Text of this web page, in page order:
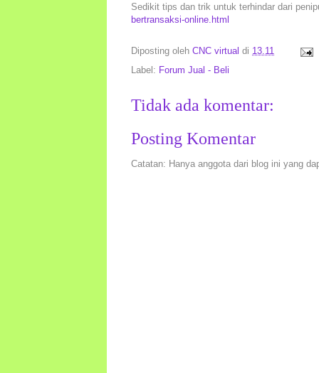
Sedikit tips dan trik untuk terhindar dari
bertransaksi-online.html
Diposting oleh CNC virtual di 13.11
Label: Forum Jual - Beli
Tidak ada komentar:
Posting Komentar
Catatan: Hanya anggota dari blog ini yang